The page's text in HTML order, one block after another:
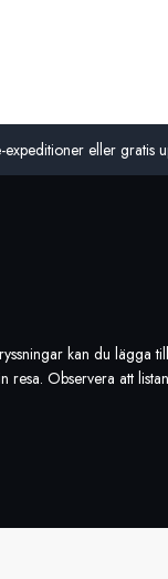
eller gratis
kan du lägga
Observera att